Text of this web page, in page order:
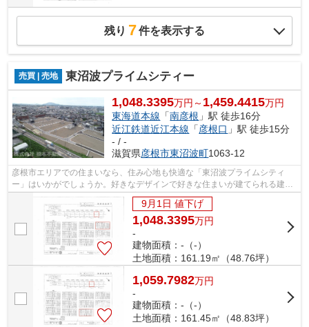
残り 7件を表示する
売買 | 売地 東沼波プライムシティー
1,048.3395万円～ 1,459.4415万円
東海道本線 「南彦根 」駅 徒歩16分
近江鉄道近江本線 「彦根口 」駅 徒歩15分
- / -
滋賀県彦根市東沼波町1063-12
彦根市エリアでの住まいなら、住み心地も快適な「東沼波プライムシティ
ー」はいかがでしょうか。好きなデザインで好きな住まいが建てられる建築
条件なし。土地面積は161.19㎡(実測)で...
9月1日 値下げ
1,048.3395万円
-
建物面積：-（-）
土地面積：161.19㎡（48.76坪）
1,059.7982万円
-
建物面積：-（-）
土地面積：161.45㎡（48.83坪）